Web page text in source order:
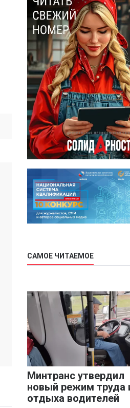
САМОЕ ЧИТАЕМОЕ
Минтранс утвердил
новый режим труда
отдыха водителей